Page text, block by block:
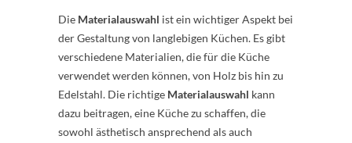
Die Materialauswahl ist ein wichtiger Aspekt bei
der Gestaltung von langlebigen Küchen. Es gibt
verschiedene Materialien, die für die Küche
verwendet werden können, von Holz bis hin zu
Edelstahl. Die richtige Materialauswahl kann
dazu beitragen, eine Küche zu schaffen, die
sowohl ästhetisch ansprechend als auch